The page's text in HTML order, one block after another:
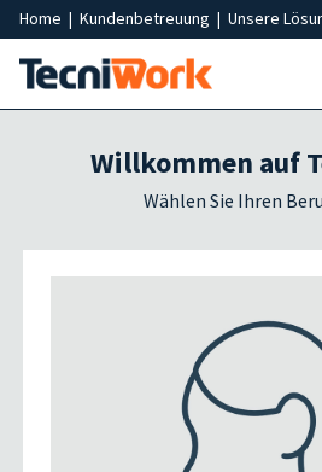
Home | Kundenbetreuung | Unsere
Willkommen auf
Wählen Sie Ihren